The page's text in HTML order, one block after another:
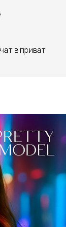
в приват